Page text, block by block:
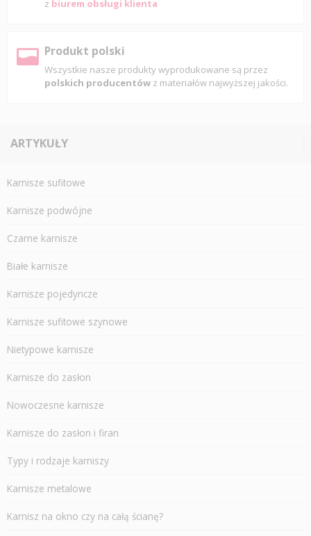
z biurem obsługi klienta
Produkt polski
Wszystkie nasze produkty wyprodukowane są przez
polskich producentów z materiałów najwyższej jakości.
ARTYKUŁY
Karnisze sufitowe
Karnisze podwójne
Czarne karnisze
Białe karnisze
Karnisze pojedyncze
Karnisze sufitowe szynowe
Nietypowe karnisze
Karnisze do zasłon
Nowoczesne karnisze
Karnisze do zasłon i firan
Typy i rodzaje karniszy
Karnisze metalowe
Karnisz na okno czy na całą ścianę?